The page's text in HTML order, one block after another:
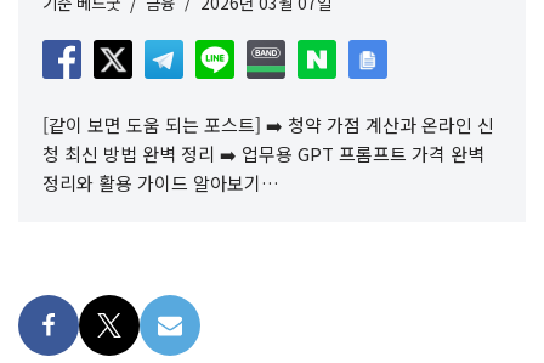
[같이 보면 도움 되는 포스트] ➡️ 청약 가점 계산과 온라인 신
청 최신 방법 완벽 정리 ➡️ 업무용 GPT 프롬프트 가격 완벽
정리와 활용 가이드 알아보기…